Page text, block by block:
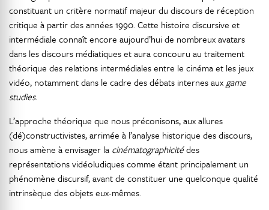
constituant un critère normatif majeur du discours de réception
critique à partir des années 1990. Cette histoire discursive et
intermédiale connaît encore aujourd’hui de nombreux avatars
dans les discours médiatiques et aura concouru au traitement
théorique des relations intermédiales entre le cinéma et les jeux
vidéo, notamment dans le cadre des débats internes aux game
studies.
L’approche théorique que nous préconisons, aux allures
(dé)constructivistes, arrimée à l’analyse historique des discours,
nous amène à envisager la cinématographicitédes
représentations vidéoludiques comme étant principalement un
phénomène discursif, avant de constituer une quelconque qualité
intrinsèque des objets eux-mêmes.